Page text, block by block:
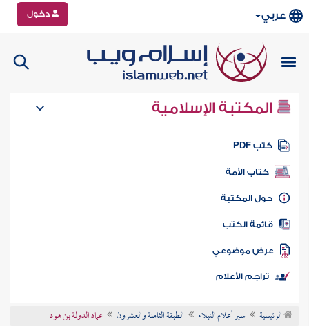
عربي دخول
المكتبة الإسلامية
كتب PDF
كتاب الأمة
المكتبة
الكتب
موضوعي
تراجم الأعلام
الرئيسية سير أعلام النبلاء الطبقة الثامنة والعشرون عماد الدولة بن هود